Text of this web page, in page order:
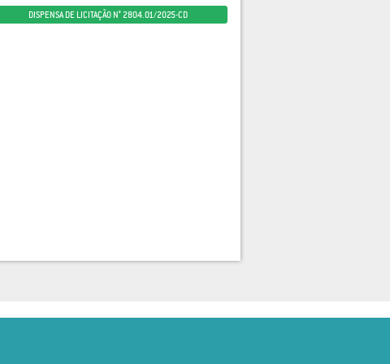
DISPENSA DE LICITAÇÃO N° 2804.01/2025-CD